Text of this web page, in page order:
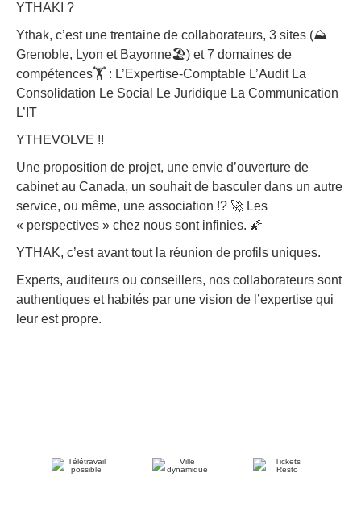
YTHAKI ?
Ythak, c’est une trentaine de collaborateurs, 3 sites (⛰️​
Grenoble, Lyon et Bayonne🏖️) et 7 domaines de
compétences🏋️ : L’Expertise-Comptable L’Audit La
Consolidation Le Social Le Juridique La Communication
L’IT
YTHEVOLVE !!
Une proposition de projet, une envie d’ouverture de
cabinet au Canada, un souhait de basculer dans un autre
service, ou même, une association !? 🚀 Les
« perspectives » chez nous sont infinies. 🌠
YTHAK, c’est avant tout la réunion de profils uniques.
Experts, auditeurs ou conseillers, nos collaborateurs sont
authentiques et habités par une vision de l’expertise qui
leur est propre.